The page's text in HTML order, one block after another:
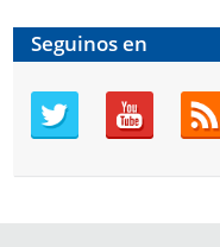
Seguinos en